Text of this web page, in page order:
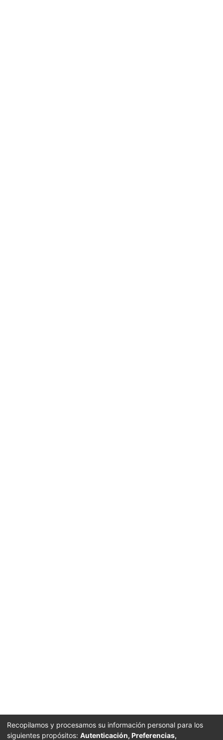
Recopilamos y procesamos su información personal para los
siguientes propósitos: Autenticación, Preferencias,